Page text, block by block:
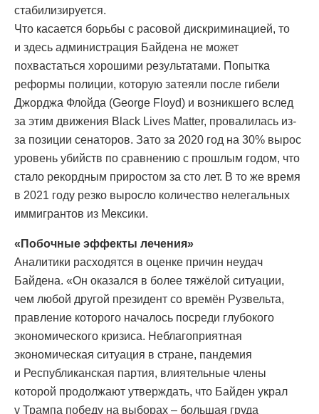
стабилизируется.
Что касается борьбы с расовой дискриминацией, то
и здесь администрация Байдена не может
похвастаться хорошими результатами. Попытка
реформы полиции, которую затеяли после гибели
Джорджа Флойда (George Floyd) и возникшего вслед
за этим движения Black Lives Matter, провалилась из-
за позиции сенаторов. Зато за 2020 год на 30% вырос
уровень убийств по сравнению с прошлым годом, что
стало рекордным приростом за сто лет. В то же время
в 2021 году резко выросло количество нелегальных
иммигрантов из Мексики.
«Побочные эффекты лечения»
Аналитики расходятся в оценке причин неудач
Байдена. «Он оказался в более тяжёлой ситуации,
чем любой другой президент со времён Рузвельта,
правление которого началось посреди глубокого
экономического кризиса. Неблагоприятная
экономическая ситуация в стране, пандемия
и Республиканская партия, влиятельные члены
которой продолжают утверждать, что Байден украл
у Трампа победу на выборах – большая груда